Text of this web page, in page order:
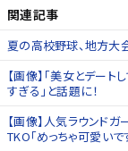
関連記事
夏の高校野球、地方大
【画像】「美女とデー
すぎる」と話題に！
【画像】人気ラウンドガ
TKO「めっちゃ可愛いで